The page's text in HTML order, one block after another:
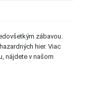
zábavou.
hier. Viac
nájdete v našom